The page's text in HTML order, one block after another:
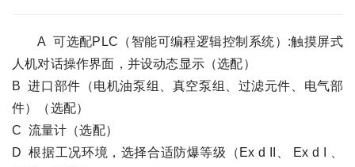
A 可选配PLC（智能可编程逻辑控制系统）:触摸屏式
人机对话操作界面，并设动态显示（选配）
B 进口部件（电机油泵组、真空泵组、过滤元件、电气部
件）（选配）
C 流量计（选配）
D 根据工况环境，选择合适防爆等级（Ex d II、 Ex d I 、